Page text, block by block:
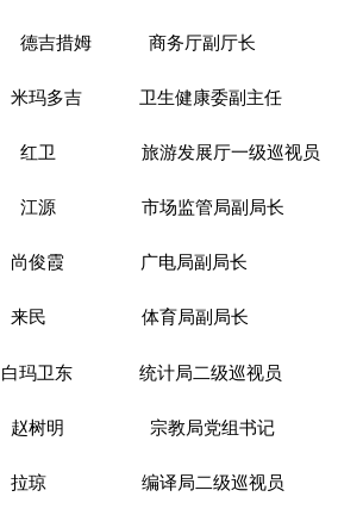
德吉措姆 商务厅副厅长
米玛多吉 卫生健康委副主任
红卫 旅游发展厅一级巡视员
江源 市场监管局副局长
尚俊霞 广电局副局长
来民 体育局副局长
白玛卫东 统计局二级巡视员
赵树明 宗教局党组书记
拉琼 编译局二级巡视员